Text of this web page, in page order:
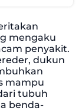
mengaku
penyakit.
dukun
mampu
tubuh
benda-